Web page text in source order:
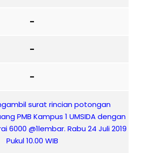
–
–
–
surat rincian potongan
PMB Kampus 1 UMSIDA dengan
6000 @1lembar. Rabu 24 Juli 2019
Pukul 10.00 WIB